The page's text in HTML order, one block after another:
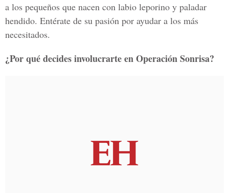
a los pequeños que nacen con labio leporino y paladar
hendido. Entérate de su pasión por ayudar a los más
necesitados.
¿Por qué decides involucrarte en Operación Sonrisa?